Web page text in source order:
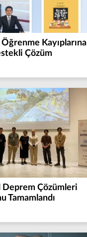
Kayıplarına
Çözüm
Deprem Çözümleri
Tamamlandı